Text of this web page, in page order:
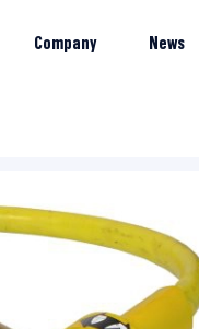
Company News